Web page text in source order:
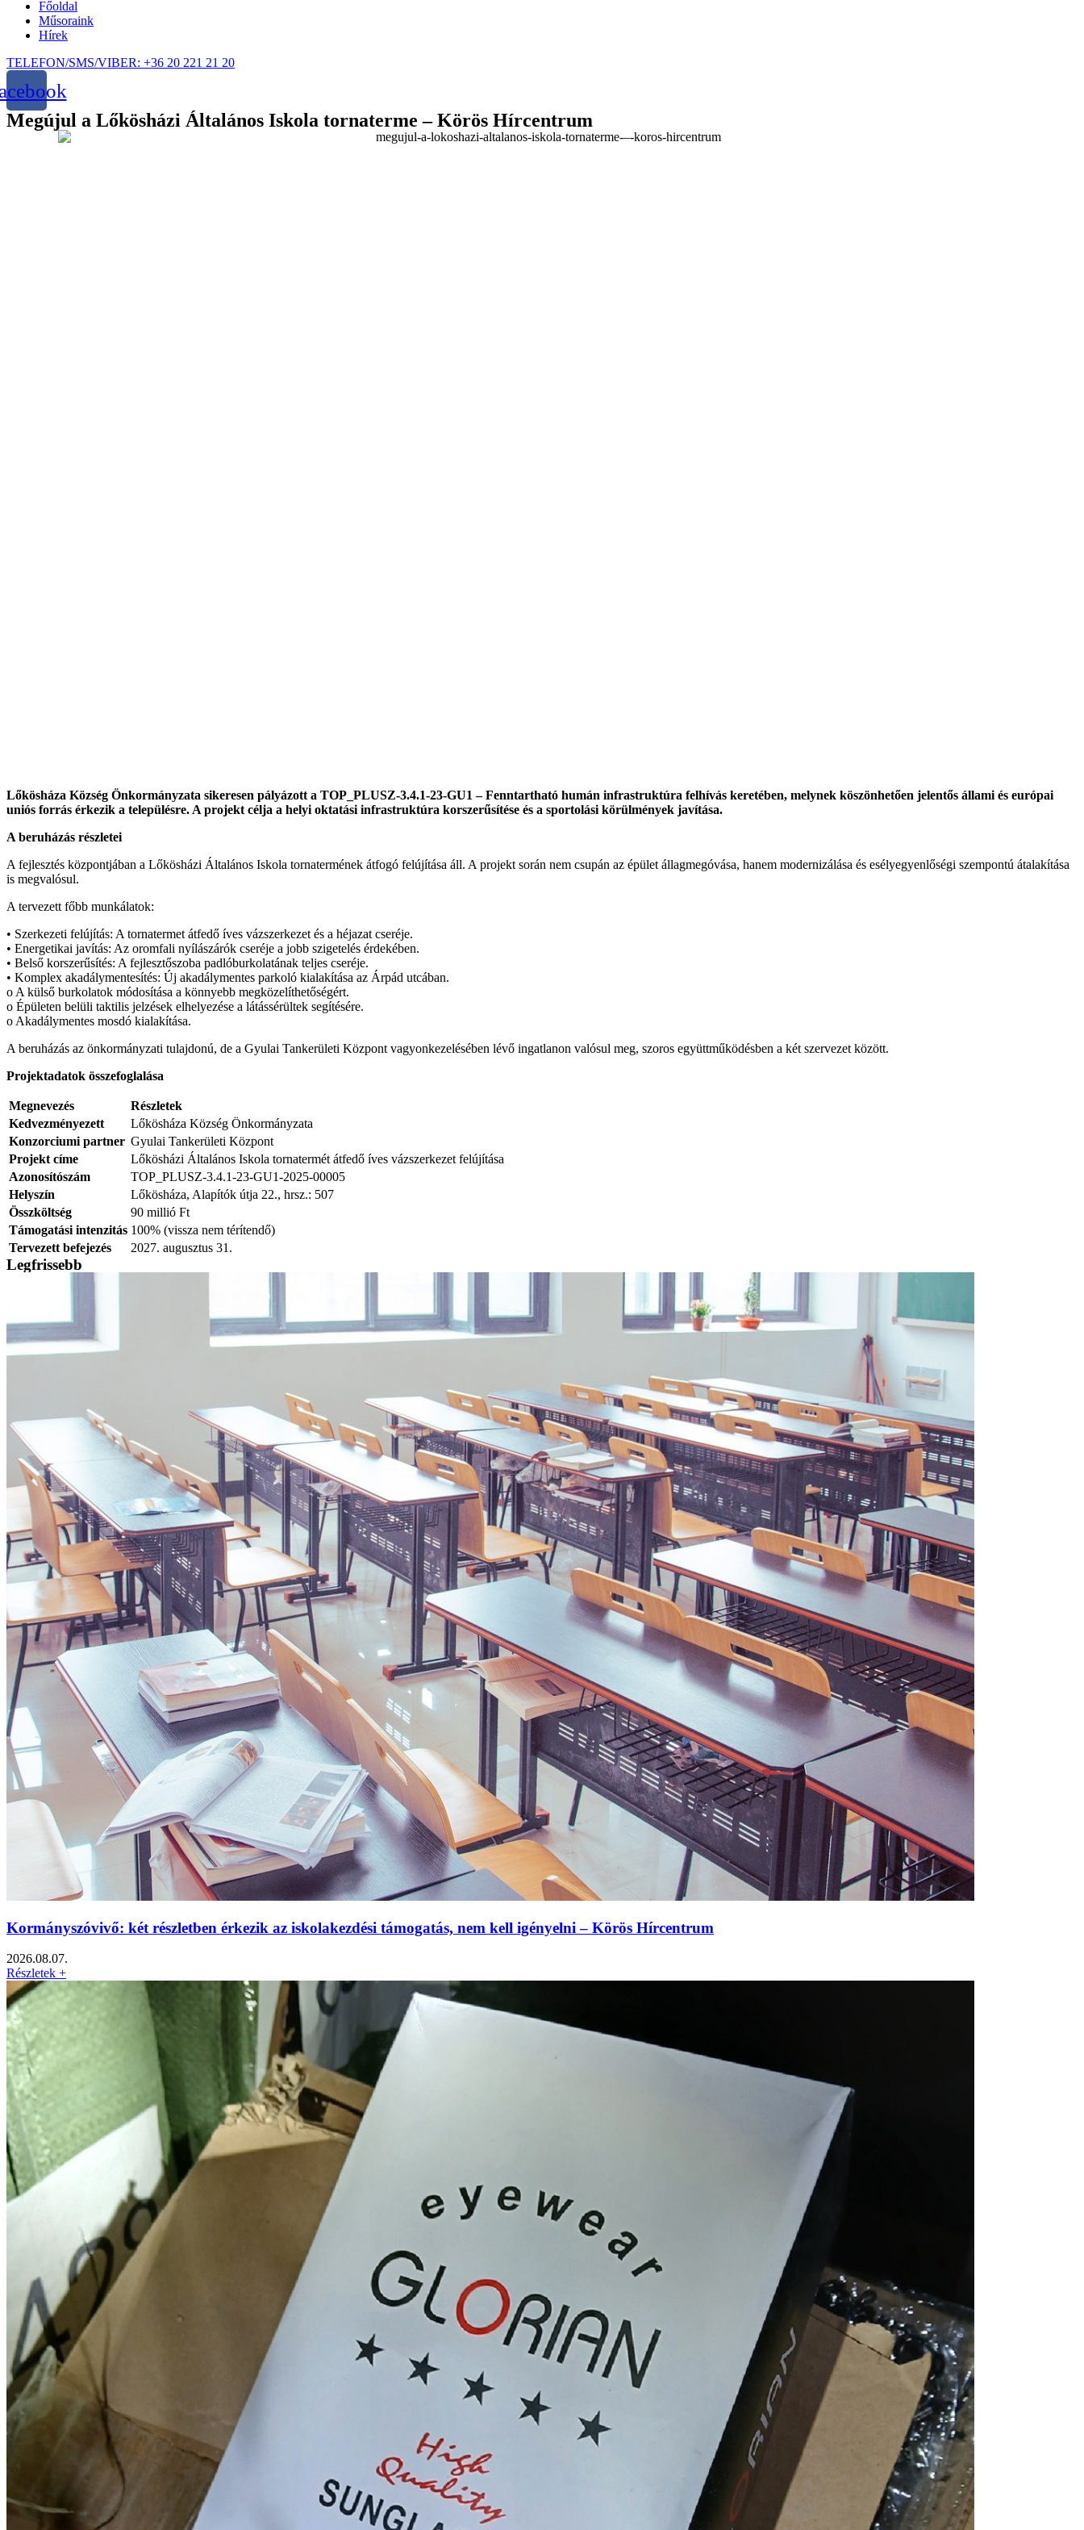
Főoldal
Műsoraink
Hírek
TELEFON/SMS/VIBER: +36 20 221 21 20
Megújul a Lőkösházi Általános Iskola tornaterme – Körös Hírcentrum
Lőkösháza Község Önkormányzata sikeresen pályázott a TOP_PLUSZ-3.4.1-23-GU1 – Fenntartható humán infrastruktúra felhívás keretében, melynek köszönhetően jelentős állami és európai
uniós forrás érkezik a településre. A projekt célja a helyi oktatási infrastruktúra korszerűsítése és a sportolási körülmények javítása.
A beruházás részletei
A fejlesztés központjában a Lőkösházi Általános Iskola tornatermének átfogó felújítása áll. A projekt során nem csupán az épület állagmegóvása, hanem modernizálása és esélyegyenlőségi szempontú átalakítása
is megvalósul.
A tervezett főbb munkálatok:
• Szerkezeti felújítás: A tornatermet átfedő íves vázszerkezet és a héjazat cseréje.
• Energetikai javítás: Az oromfali nyílászárók cseréje a jobb szigetelés érdekében.
• Belső korszerűsítés: A fejlesztőszoba padlóburkolatának teljes cseréje.
• Komplex akadálymentesítés: Új akadálymentes parkoló kialakítása az Árpád utcában.
o A külső burkolatok módosítása a könnyebb megközelíthetőségért.
o Épületen belüli taktilis jelzések elhelyezése a látássérültek segítésére.
o Akadálymentes mosdó kialakítása.
A beruházás az önkormányzati tulajdonú, de a Gyulai Tankerületi Központ vagyonkezelésében lévő ingatlanon valósul meg, szoros együttműködésben a két szervezet között.
Projektadatok összefoglalása
Megnevezés
Részletek
Kedvezményezett
Lőkösháza Község Önkormányzata
Konzorciumi partner Gyulai Tankerületi Központ
Projekt címe
Lőkösházi Általános Iskola tornatermét átfedő íves vázszerkezet felújítása
Azonosítószám
TOP_PLUSZ-3.4.1-23-GU1-2025-00005
Helyszín
Lőkösháza, Alapítók útja 22., hrsz.: 507
Összköltség
90 millió Ft
Támogatási intenzitás 100% (vissza nem térítendő)
Tervezett befejezés
2027. augusztus 31.
Legfrissebb
Kormányszóvivő: két részletben érkezik az iskolakezdési támogatás, nem kell igényelni – Körös Hírcentrum
2026.08.07.
Részletek +